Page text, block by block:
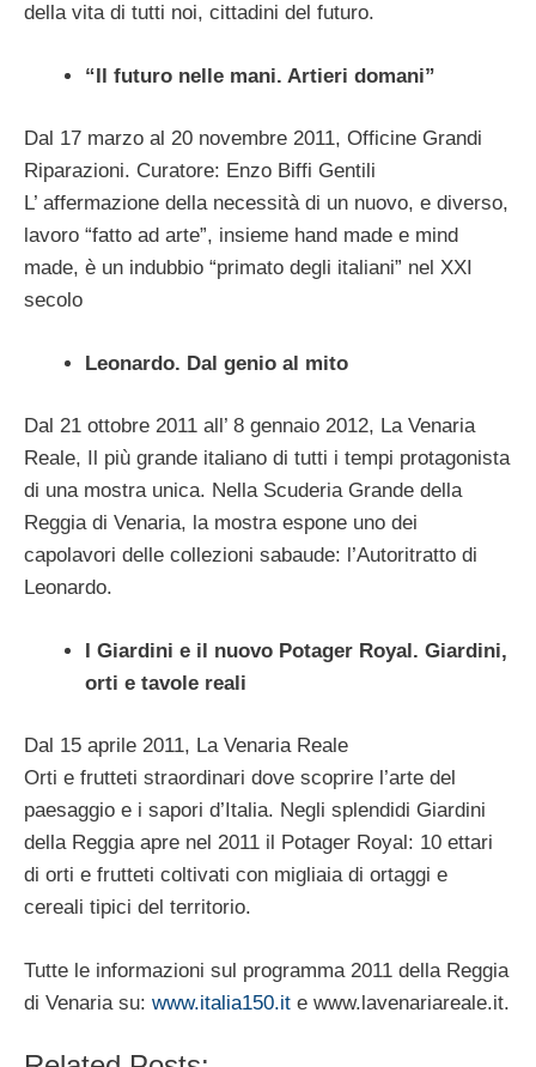
della vita di tutti noi, cittadini del futuro.
“Il futuro nelle mani. Artieri domani”
Dal 17 marzo al 20 novembre 2011, Officine Grandi
Riparazioni. Curatore: Enzo Biffi Gentili
L’ affermazione della necessità di un nuovo, e diverso,
lavoro “fatto ad arte”, insieme hand made e mind
made, è un indubbio “primato degli italiani” nel XXI
secolo
Leonardo. Dal genio al mito
Dal 21 ottobre 2011 all’ 8 gennaio 2012, La Venaria
Reale, Il più grande italiano di tutti i tempi protagonista
di una mostra unica. Nella Scuderia Grande della
Reggia di Venaria, la mostra espone uno dei
capolavori delle collezioni sabaude: l’Autoritratto di
Leonardo.
I Giardini e il nuovo Potager Royal. Giardini,
orti e tavole reali
Dal 15 aprile 2011, La Venaria Reale
Orti e frutteti straordinari dove scoprire l’arte del
paesaggio e i sapori d’Italia. Negli splendidi Giardini
della Reggia apre nel 2011 il Potager Royal: 10 ettari
di orti e frutteti coltivati con migliaia di ortaggi e
cereali tipici del territorio.
Tutte le informazioni sul programma 2011 della Reggia
di Venaria su: www.italia150.it e www.lavenariareale.it.